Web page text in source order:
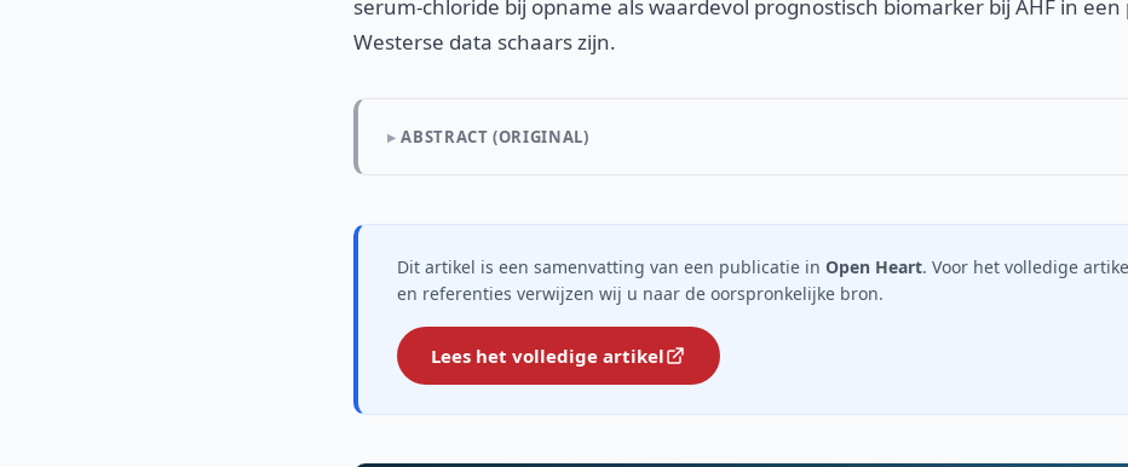
serum-chloride bij opname als waardevol prognostisch biomarker bij AHF in
Westerse data schaars zijn.
ABSTRACT (ORIGINAL)
Dit artikel is een samenvatting van een publicatie in Open Heart. Voor het volledige
en referenties verwijzen wij u naar de oorspronkelijke bron.
Lees het volledige artikel